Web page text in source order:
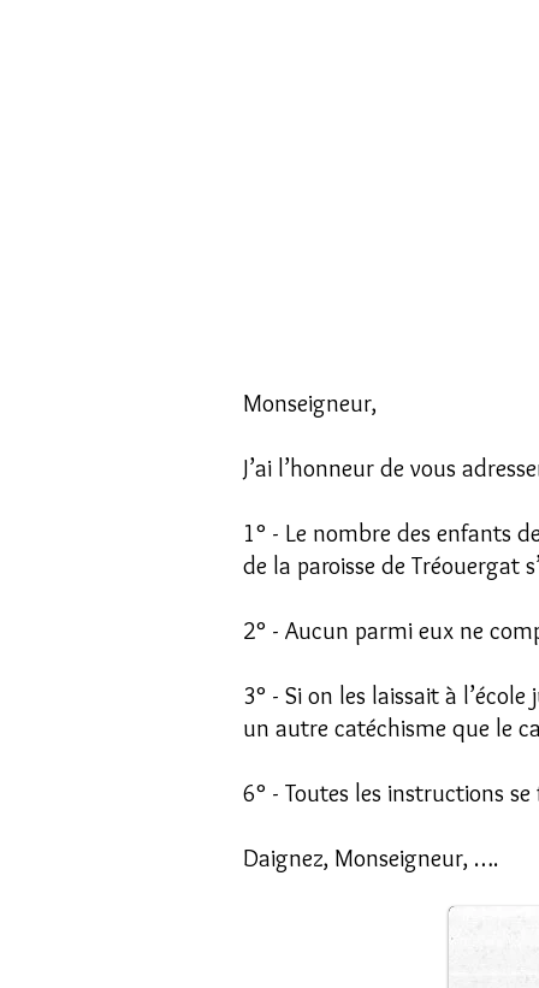
Monseigneur,
J’ai l’honneur de vous
1° - Le nombre des enfants
de la paroisse de Tréouergat
2° - Aucun parmi eux ne
3° - Si on les laissait à
un autre catéchisme que le
6° - Toutes les instructions
Daignez, Monseigneur, ….